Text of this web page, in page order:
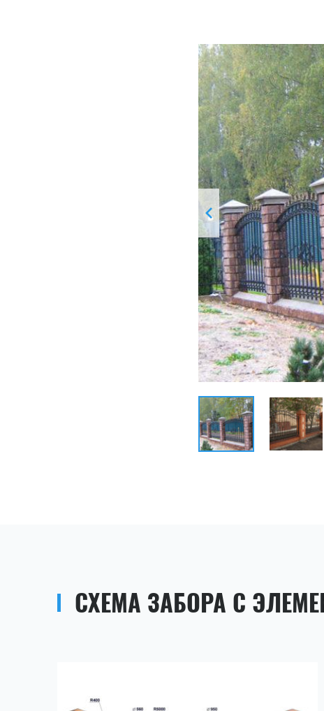
СХЕМА ЗАБОРА С